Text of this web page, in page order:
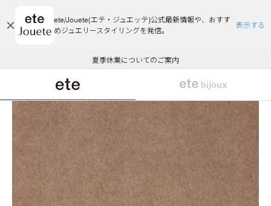
ete/Jouete(エテ・ジュエッテ)公式最新情報や、おすす
めジュエリースタイリングを発信。
表示する
エコラッピング及びエコポイント付与のご案内
ご注文いただいたお品物のお届け状況について
夏季休業についてのご案内
WEB Limited Items >>
採用のご案内
悪質な偽サイトにご注意ください
エコラッピング及びエコポイント付与のご案内
ご注文いただいたお品物のお届け状況について